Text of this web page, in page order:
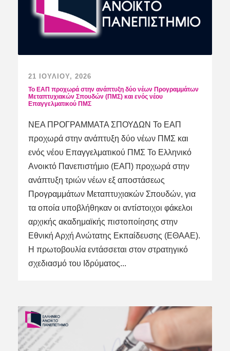
21 ΙΟΥΛΊΟΥ, 2026
Το ΕΑΠ προχωρά στην ανάπτυξη δύο νέων Προγραμμάτων
Μεταπτυχιακών Σπουδών (ΠΜΣ) και ενός νέου
Επαγγελματικού ΠΜΣ
ΝΕΑ ΠΡΟΓΡΑΜΜΑΤΑ ΣΠΟΥΔΩΝ Το ΕΑΠ
προχωρά στην ανάπτυξη δύο νέων ΠΜΣ και
ενός νέου Επαγγελματικού ΠΜΣ Το Ελληνικό
Ανοικτό Πανεπιστήμιο (ΕΑΠ) προχωρά στην
ανάπτυξη τριών νέων εξ αποστάσεως
Προγραμμάτων Μεταπτυχιακών Σπουδών, για
τα οποία υποβλήθηκαν οι αντίστοιχοι φάκελοι
αρχικής ακαδημαϊκής πιστοποίησης στην
Εθνική Αρχή Ανώτατης Εκπαίδευσης (ΕΘΑΑΕ).
Η πρωτοβουλία εντάσσεται στον στρατηγικό
σχεδιασμό του Ιδρύματος...